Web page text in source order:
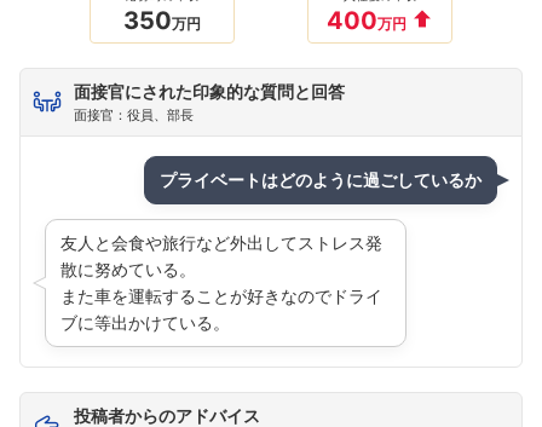
350万円 400万円
面接官にされた印象的な質問と回答
面接官：役員、部長
プライベートはどのように過ごしているか
友人と会食や旅行など外出してストレス発
散に努めている。
また車を運転することが好きなのでドライ
ブに等出かけている。
投稿者からのアドバイス